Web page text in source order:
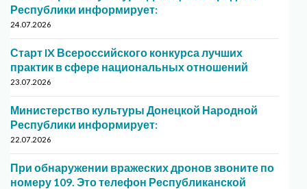
Республики информирует:
24.07.2026
Старт IX Всероссийского конкурса лучших
практик в сфере национальных отношений
23.07.2026
Министерство культуры Донецкой Народной
Республики информирует:
22.07.2026
При обнаружении вражеских дронов звоните по
номеру 109. Это телефон Республиканской